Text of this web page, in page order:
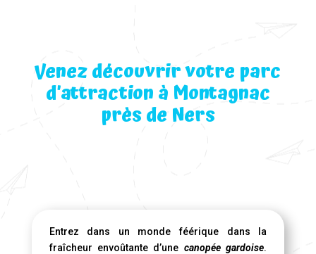
Venez découvrir votre parc
d’attraction à Montagnac
près de Ners
Entrez dans un monde féérique dans la
fraîcheur envoûtante d’une canopée gardoise.